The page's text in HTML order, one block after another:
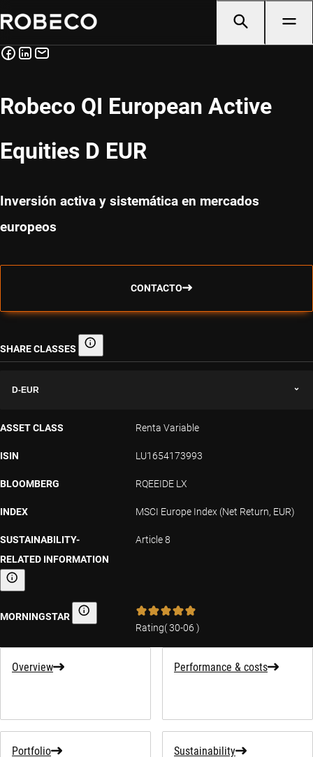
Robeco QI European Active
Equities D EUR
Inversión activa y sistemática en mercados
europeos
CONTACTO
SHARE CLASSES Share classes
D-EUR
ASSET CLASS Renta Variable
ISIN LU1654173993
BLOOMBERG RQEEIDE LX
INDEX MSCI Europe Index (Net Return, EUR)
SUSTAINABILITY-
RELATED INFORMATION
Sustainability-related information
Article 8
MORNINGSTAR Morningstar
Rating(30-06 )
Overview Performance & costs
Portfolio Sustainability